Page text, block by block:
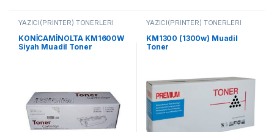
YAZICI(PRİNTER) TONERLERİ
KONİCAMİNOLTA KM1600W
Siyah Muadil Toner
YAZICI(PRİNTER) TONERLERİ
KM1300 (1300w) Muadil
Toner